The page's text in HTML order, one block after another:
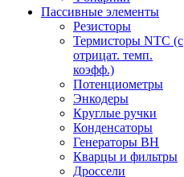
Пассивные элементы
Резисторы
Термисторы NTC (с
отрицат. темп.
коэфф.)
Потенциометры
Энкодеры
Круглые ручки
Конденсаторы
Генераторы ВН
Кварцы и фильтры
Дроссели